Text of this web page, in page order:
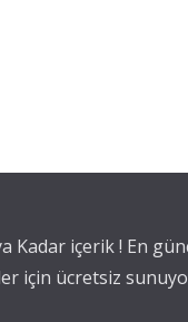
Kadar içerik ! En
için ücretsiz